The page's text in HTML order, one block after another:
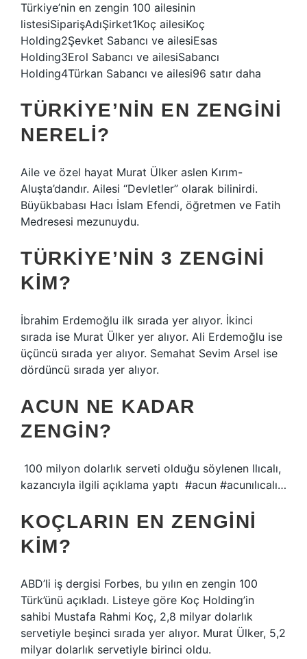
Türkiye’nin en zengin 100 ailesinin
listesiSiparişAdıŞirket1Koç ailesiKoç
Holding2Şevket Sabancı ve ailesiEsas
Holding3Erol Sabancı ve ailesiSabancı
Holding4Türkan Sabancı ve ailesi96 satır daha
TÜRKIYE’NIN EN ZENGINI
NERELI?
Aile ve özel hayat Murat Ülker aslen Kırım-
Aluşta’dandır. Ailesi “Devletler” olarak bilinirdi.
Büyükbabası Hacı İslam Efendi, öğretmen ve Fatih
Medresesi mezunuydu.
TÜRKIYE’NIN 3 ZENGINI
KIM?
İbrahim Erdemoğlu ilk sırada yer alıyor. İkinci
sırada ise Murat Ülker yer alıyor. Ali Erdemoğlu ise
üçüncü sırada yer alıyor. Semahat Sevim Arsel ise
dördüncü sırada yer alıyor.
ACUN NE KADAR
ZENGIN?
⁣ 100 milyon dolarlık serveti olduğu söylenen Ilıcalı,
kazancıyla ilgili açıklama yaptı⁣ ⁣ #acun #acunılıcalı…
KOÇLARIN EN ZENGINI
KIM?
ABD’li iş dergisi Forbes, bu yılın en zengin 100
Türk’ünü açıkladı. Listeye göre Koç Holding’in
sahibi Mustafa Rahmi Koç, 2,8 milyar dolarlık
servetiyle beşinci sırada yer alıyor. Murat Ülker, 5,2
milyar dolarlık servetiyle birinci oldu.